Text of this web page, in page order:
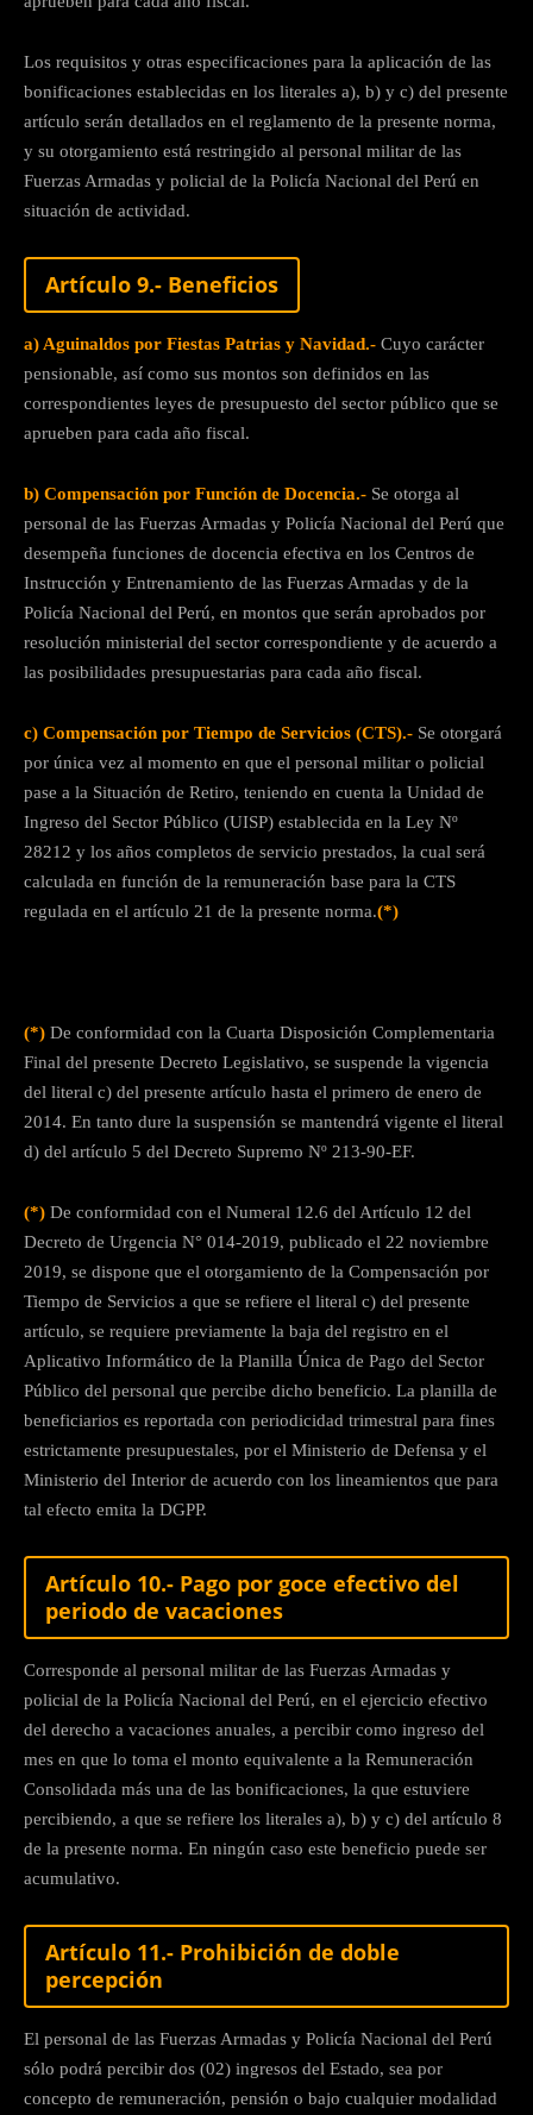
Los requisitos y otras especificaciones para la aplicación de las
bonificaciones establecidas en los literales a), b) y c) del presente
artículo serán detallados en el reglamento de la presente norma,
y su otorgamiento está restringido al personal militar de las
Fuerzas Armadas y policial de la Policía Nacional del Perú en
situación de actividad.
Artículo 9.- Beneficios
a) Aguinaldos por Fiestas Patrias y Navidad.- Cuyo carácter
pensionable, así como sus montos son definidos en las
correspondientes leyes de presupuesto del sector público que se
aprueben para cada año fiscal.
b) Compensación por Función de Docencia.- Se otorga al
personal de las Fuerzas Armadas y Policía Nacional del Perú que
desempeña funciones de docencia efectiva en los Centros de
Instrucción y Entrenamiento de las Fuerzas Armadas y de la
Policía Nacional del Perú, en montos que serán aprobados por
resolución ministerial del sector correspondiente y de acuerdo a
las posibilidades presupuestarias para cada año fiscal.
c) Compensación por Tiempo de Servicios (CTS).- Se otorgará
por única vez al momento en que el personal militar o policial
pase a la Situación de Retiro, teniendo en cuenta la Unidad de
Ingreso del Sector Público (UISP) establecida en la Ley Nº
28212 y los años completos de servicio prestados, la cual será
calculada en función de la remuneración base para la CTS
regulada en el artículo 21 de la presente norma.(*)
(*) De conformidad con la Cuarta Disposición Complementaria
Final del presente Decreto Legislativo, se suspende la vigencia
del literal c) del presente artículo hasta el primero de enero de
2014. En tanto dure la suspensión se mantendrá vigente el literal
d) del artículo 5 del Decreto Supremo Nº 213-90-EF.
(*) De conformidad con el Numeral 12.6 del Artículo 12 del
Decreto de Urgencia N° 014-2019, publicado el 22 noviembre
2019, se dispone que el otorgamiento de la Compensación por
Tiempo de Servicios a que se refiere el literal c) del presente
artículo, se requiere previamente la baja del registro en el
Aplicativo Informático de la Planilla Única de Pago del Sector
Público del personal que percibe dicho beneficio. La planilla de
beneficiarios es reportada con periodicidad trimestral para fines
estrictamente presupuestales, por el Ministerio de Defensa y el
Ministerio del Interior de acuerdo con los lineamientos que para
tal efecto emita la DGPP.
Artículo 10.- Pago por goce efectivo del
periodo de vacaciones
Corresponde al personal militar de las Fuerzas Armadas y
policial de la Policía Nacional del Perú, en el ejercicio efectivo
del derecho a vacaciones anuales, a percibir como ingreso del
mes en que lo toma el monto equivalente a la Remuneración
Consolidada más una de las bonificaciones, la que estuviere
percibiendo, a que se refiere los literales a), b) y c) del artículo 8
de la presente norma. En ningún caso este beneficio puede ser
acumulativo.
Artículo 11.- Prohibición de doble
percepción
El personal de las Fuerzas Armadas y Policía Nacional del Perú
sólo podrá percibir dos (02) ingresos del Estado, sea por
concepto de remuneración, pensión o bajo cualquier modalidad